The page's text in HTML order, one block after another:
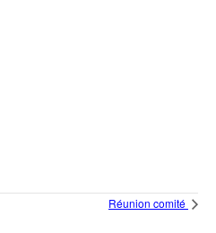
Réunion comité